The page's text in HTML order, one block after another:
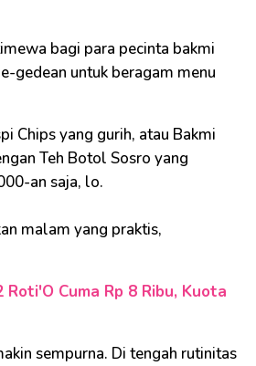
bagi para pecinta bakmi
gedean untuk beragam menu
Chips yang gurih, atau Bakmi
Teh Botol Sosro yang
an saja, lo.
malam yang praktis,
Cuma Rp 8 Ribu, Kuota
sempurna. Di tengah rutinitas